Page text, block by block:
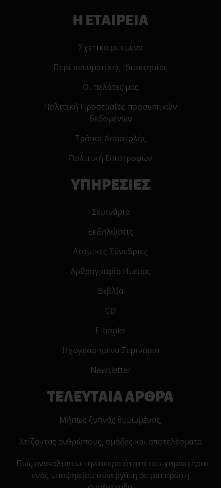
Η ΕΤΑΙΡΕΙΑ
Σχετικα με εμενα
Περί πνευματικής Ιδιοκτησίας
Οι πελάτες μας
Πολιτική Προστασίας προσωπικών
δεδομένων
Τρόποι Αποστολής
Πολιτική Επιστροφών
ΥΠΗΡΕΣΙΕΣ
Σεμινάρια
Εκδηλώσεις
Ατομικες Συνεδριες
Αρθρογραφία Ημέρας
Βιβλία
CD
E-books
Ηχογραφημένα Σεμινάρια
Newsletter
ΤΕΛΕΥΤΑΙΑ ΑΡΘΡΑ
Μήπως ξυπνάς θυμωμένος;
Χτίζοντας ανθρώπους, ομάδες και αποτελέσματα
Πως ανακαλύπτω την ακεραιότητα του χαρακτήρα
ενός υποψηφίου συνεργάτη σε μια πρώτη